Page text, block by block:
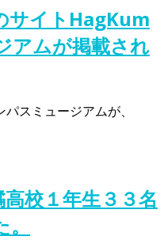
サイトHagKum
アムが掲載され
スミュージアムが、
校１年生３３名